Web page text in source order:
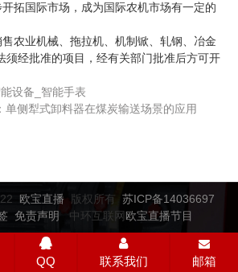
拓国际市场，成为国际农机市场有一定的
业机械、拖拉机、机制锨、轧钢、冶金
须经批准的项目，经有关部门批准后方可开
设备_智能手表
单侧犁式卸料器在煤炭输送场景的应用
欧宝直播 版权所有 苏ICP备14036697
免责声明 中环互联网 欧宝直播节目
QQ 联系我们 邮箱